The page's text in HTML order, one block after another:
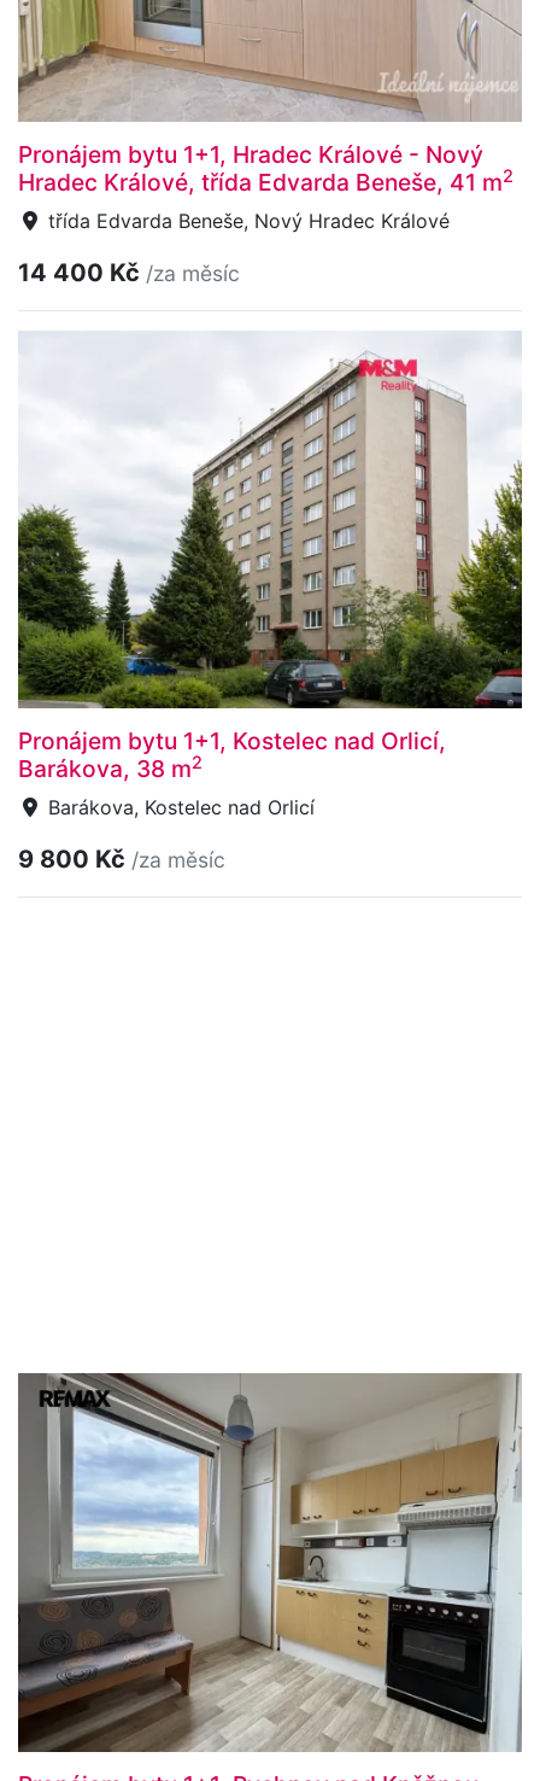
Pronájem bytu 1+1, Hradec Králové - Nový
Hradec Králové, třída Edvarda Beneše, 41 m2
třída Edvarda Beneše, Nový Hradec Králové
14 400 Kč /za měsíc
Pronájem bytu 1+1, Kostelec nad Orlicí,
Barákova, 38 m2
Barákova, Kostelec nad Orlicí
9 800 Kč /za měsíc